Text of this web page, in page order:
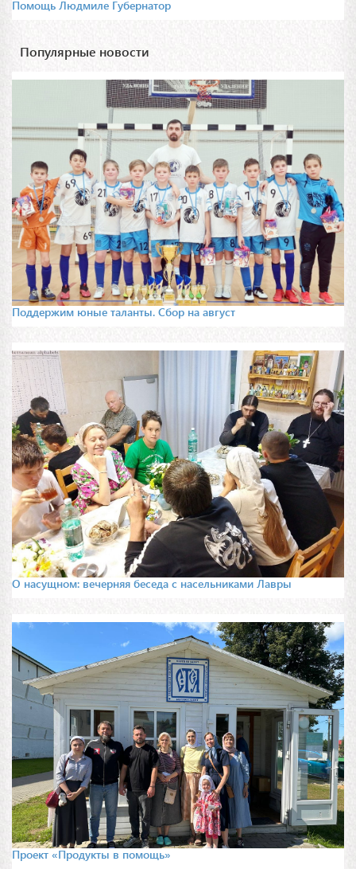
Помощь Людмиле Губернатор
Популярные новости
Поддержим юные таланты. Сбор на август
О насущном: вечерняя беседа с насельниками Лавры
Проект «Продукты в помощь»